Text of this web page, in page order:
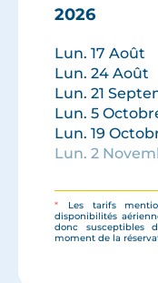
2026
Lun. 17 Août
Lun. 24 Août
Lun. 21
Lun. 5
Lun. 19
Lun. 2
*
Les tarifs
disponibilités
donc susceptibles
moment de la